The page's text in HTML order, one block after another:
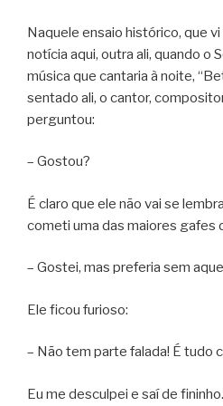
Naquele ensaio histórico, que
notícia aqui, outra ali, quando o
música que cantaria à noite,
sentado ali, o cantor,
perguntou:
– Gostou?
É claro que ele não vai se
cometi uma das maiores gafes
– Gostei, mas preferia sem
Ele ficou furioso:
– Não tem parte falada! É tudo
Eu me desculpei e saí de